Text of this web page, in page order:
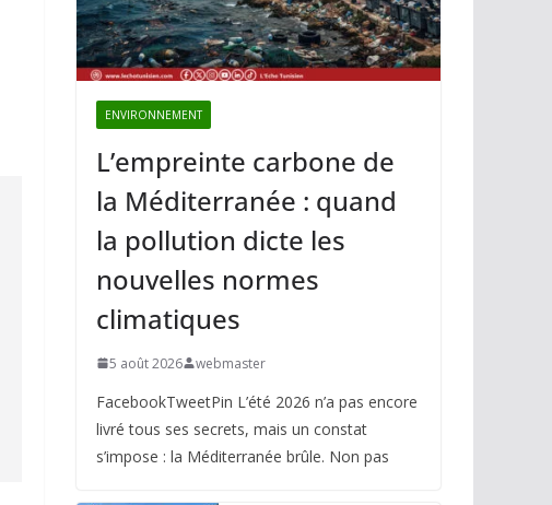
ENVIRONNEMENT
L’empreinte carbone de
la Méditerranée : quand
la pollution dicte les
nouvelles normes
climatiques
5 août 2026 webmaster
FacebookTweetPin L’été 2026 n’a pas encore
livré tous ses secrets, mais un constat
s’impose : la Méditerranée brûle. Non pas